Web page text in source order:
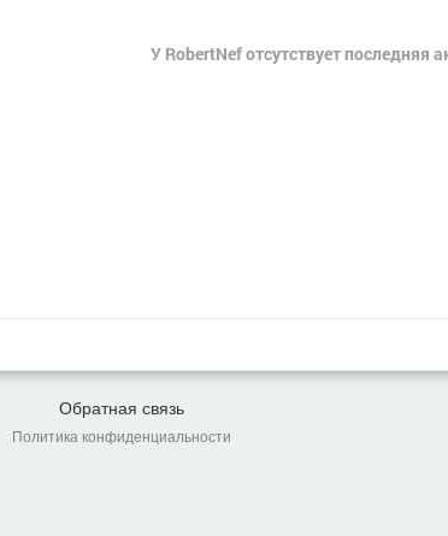
У RobertNef отсутствует последняя
Обратная связь
Политика конфиденциальности